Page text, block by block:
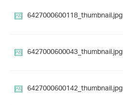
6427000600118_thumbnail.jpg
6427000600043_thumbnail.jpg
6427000600142_thumbnail.jpg